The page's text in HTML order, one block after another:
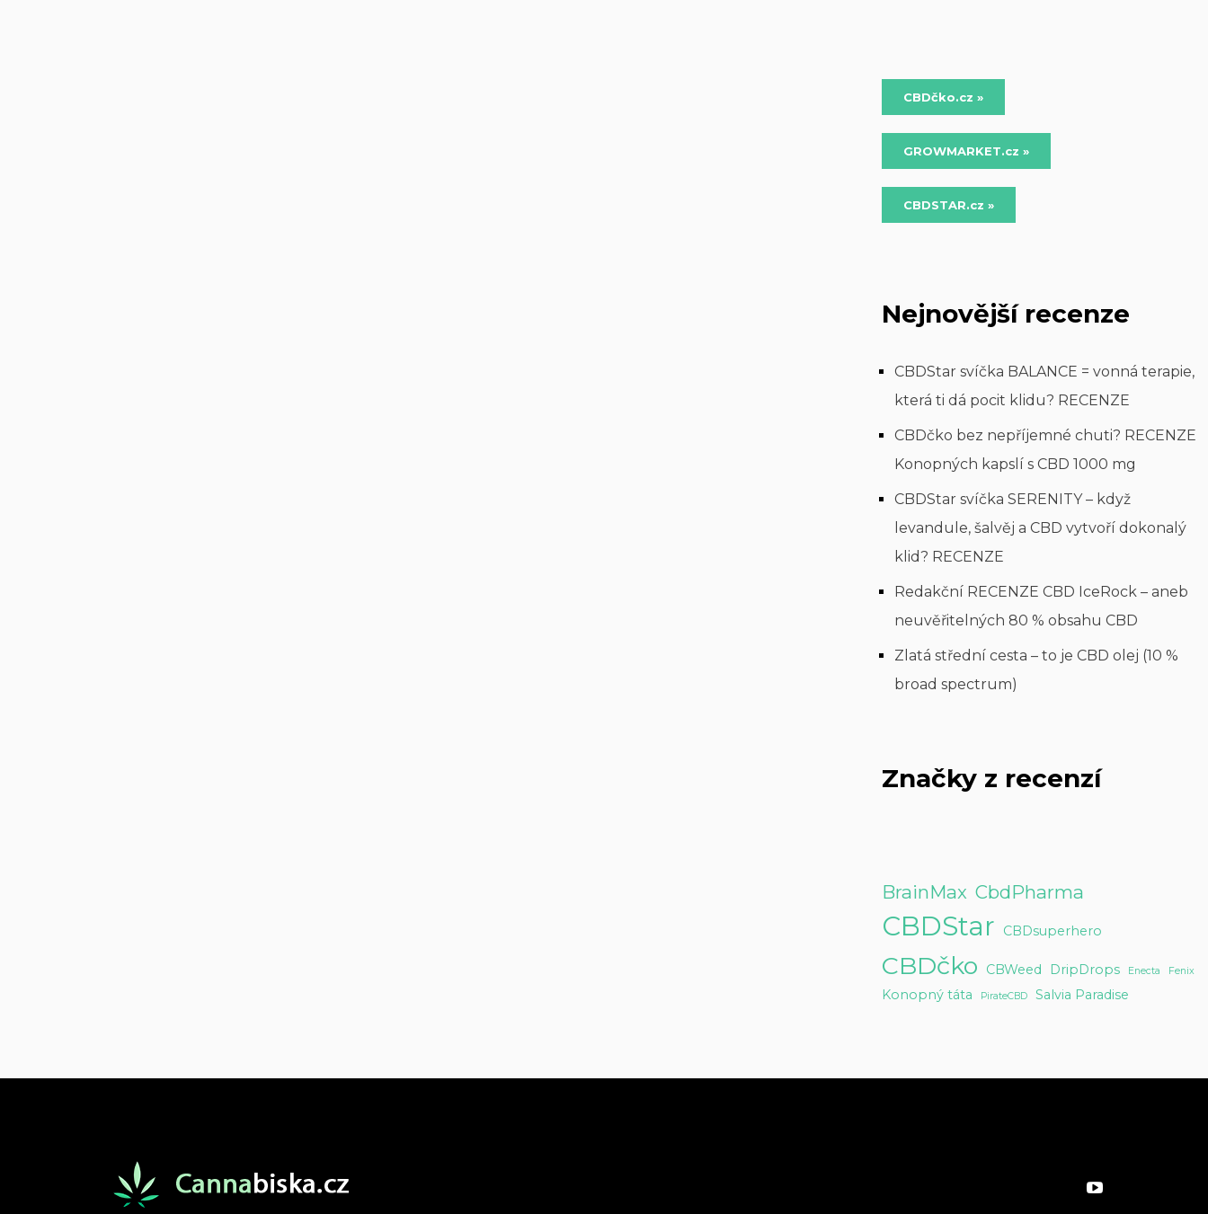
CBDčko.cz »
GROWMARKET.cz »
CBDSTAR.cz »
Nejnovější recenze
CBDStar svíčka BALANCE = vonná terapie,
která ti dá pocit klidu? RECENZE
CBDčko bez nepříjemné chuti? RECENZE
Konopných kapslí s CBD 1000 mg
CBDStar svíčka SERENITY – když
levandule, šalvěj a CBD vytvoří dokonalý
klid? RECENZE
Redakční RECENZE CBD IceRock – aneb
neuvěřitelných 80 % obsahu CBD
Zlatá střední cesta – to je CBD olej (10 %
broad spectrum)
Značky z recenzí
BrainMax CbdPharma
CBDStar CBDsuperhero
CBDčko CBWeed DripDrops Enecta Fenix
Konopný táta PirateCBD Salvia Paradise